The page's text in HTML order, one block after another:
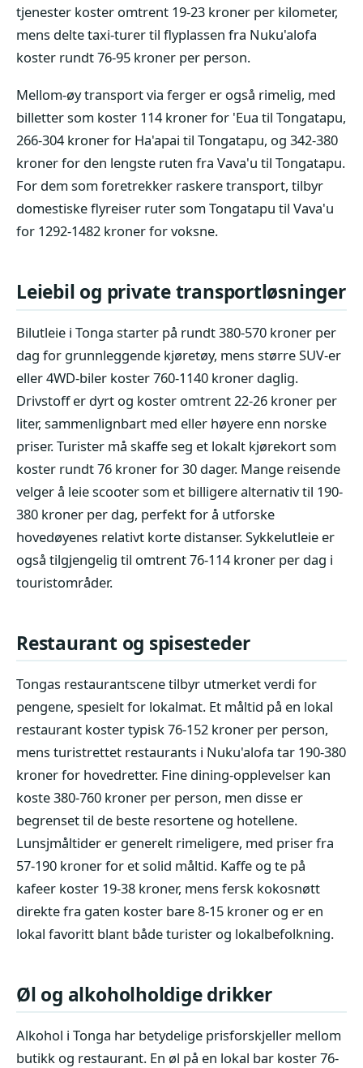
tjenester koster omtrent 19-23 kroner per kilometer,
mens delte taxi-turer til flyplassen fra Nuku'alofa
koster rundt 76-95 kroner per person.
Mellom-øy transport via ferger er også rimelig, med
billetter som koster 114 kroner for 'Eua til Tongatapu,
266-304 kroner for Ha'apai til Tongatapu, og 342-380
kroner for den lengste ruten fra Vava'u til Tongatapu.
For dem som foretrekker raskere transport, tilbyr
domestiske flyreiser ruter som Tongatapu til Vava'u
for 1292-1482 kroner for voksne.
Leiebil og private transportløsninger
Bilutleie i Tonga starter på rundt 380-570 kroner per
dag for grunnleggende kjøretøy, mens større SUV-er
eller 4WD-biler koster 760-1140 kroner daglig.
Drivstoff er dyrt og koster omtrent 22-26 kroner per
liter, sammenlignbart med eller høyere enn norske
priser. Turister må skaffe seg et lokalt kjørekort som
koster rundt 76 kroner for 30 dager. Mange reisende
velger å leie scooter som et billigere alternativ til 190-
380 kroner per dag, perfekt for å utforske
hovedøyenes relativt korte distanser. Sykkelutleie er
også tilgjengelig til omtrent 76-114 kroner per dag i
touristområder.
Restaurant og spisesteder
Tongas restaurantscene tilbyr utmerket verdi for
pengene, spesielt for lokalmat. Et måltid på en lokal
restaurant koster typisk 76-152 kroner per person,
mens turistrettet restaurants i Nuku'alofa tar 190-380
kroner for hovedretter. Fine dining-opplevelser kan
koste 380-760 kroner per person, men disse er
begrenset til de beste resortene og hotellene.
Lunsjmåltider er generelt rimeligere, med priser fra
57-190 kroner for et solid måltid. Kaffe og te på
kafeer koster 19-38 kroner, mens fersk kokosnøtt
direkte fra gaten koster bare 8-15 kroner og er en
lokal favoritt blant både turister og lokalbefolkning.
Øl og alkoholholdige drikker
Alkohol i Tonga har betydelige prisforskjeller mellom
butikk og restaurant. En øl på en lokal bar koster 76-